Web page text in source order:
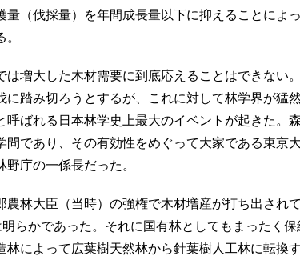
量（伐採量）を年間成長量以下に抑えることによ
増大した木材需要に到底応えることはできない
に踏み切ろうとするが、これに対して林学界が猛
呼ばれる日本林学史上最大のイベントが起きた。
問であり、その有効性をめぐって大家である東京
野庁の一係長だった。
林大臣（当時）の強権で木材増産が打ち出され
らかであった。それに国有林としてもまったく
林によって広葉樹天然林から針葉樹人工林に転換